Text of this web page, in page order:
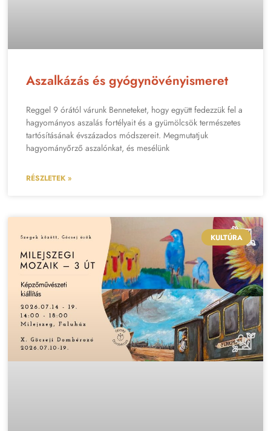
Aszalkázás és gyógynövényismeret
Reggel 9 órától várunk Benneteket, hogy együtt fedezzük fel a
hagyományos aszalás fortélyait és a gyümölcsök természetes
tartósításának évszázados módszereit. Megmutatjuk
hagyományőrző aszalónkat, és mesélünk
RÉSZLETEK »
KULTÚRA